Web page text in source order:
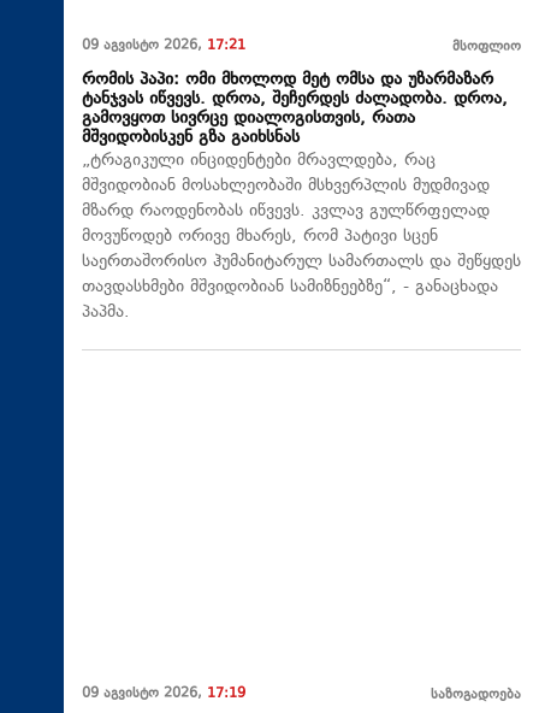
09 აგვისტო 2026, 17:21 მსოფლიო
რომის პაპი: ომი მხოლოდ მეტ ომსა და უზარმაზარ
ტანჯვას იწვევს. დროა, შეჩერდეს ძალადობა. დროა,
გამოვყოთ სივრცე დიალოგისთვის, რათა
მშვიდობისკენ გზა გაიხსნას
„ტრაგიკული ინციდენტები მრავლდება, რაც
მშვიდობიან მოსახლეობაში მსხვერპლის მუდმივად
მზარდ რაოდენობას იწვევს. კვლავ გულწრფელად
მოვუწოდებ ორივე მხარეს, რომ პატივი სცენ
საერთაშორისო ჰუმანიტარულ სამართალს და შეწყდეს
თავდასხმები მშვიდობიან სამიზნეებზე“, - განაცხადა
პაპმა.
09 აგვისტო 2026, 17:19 საზოგადოება